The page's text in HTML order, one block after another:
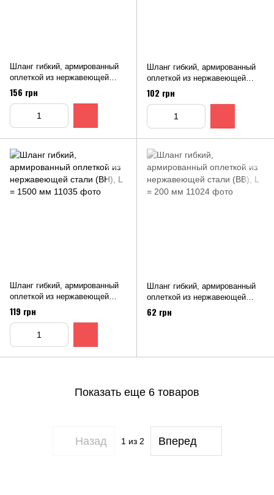
Шланг гибкий, армированный
оплеткой из нержавеющей
стали (ВН), L = 1100 мм
156 грн
Шланг гибкий, армированный
оплеткой из нержавеющей
стали (ВН), L = 1200 мм
102 грн
Шланг гибкий, армированный
оплеткой из нержавеющей
стали (ВН), L = 1500 мм
119 грн
Шланг гибкий, армированный
оплеткой из нержавеющей
стали (ВВ), L = 200 мм
62 грн
Показать еще 6 товаров
Назад 1из 2 Вперед